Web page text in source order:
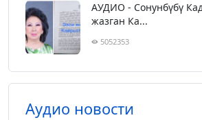
АУДИО - Сонунбүбү
жазган Ка...
5052353
Аудио новости